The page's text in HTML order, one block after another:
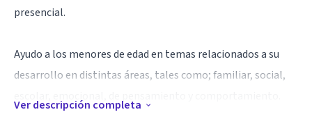
presencial.
Ayudo a los menores de edad en temas relacionados a su
desarrollo en distintas áreas, tales como; familiar, social,
Ver descripción completa